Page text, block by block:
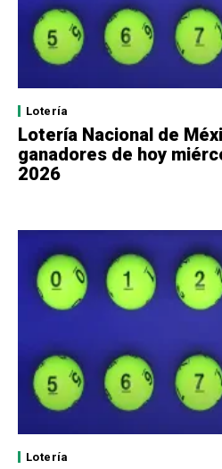
Lotería
Lotería Nacional de
ganadores de hoy
2026
Lotería